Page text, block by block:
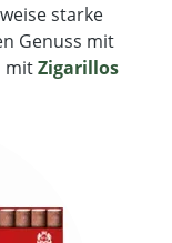
starke
Genuss mit
mitZigarillos